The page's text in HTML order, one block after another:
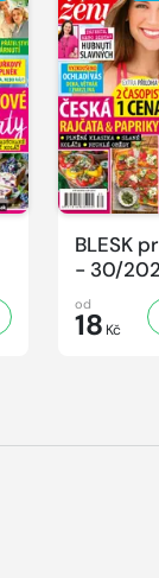
BLESK
- 30/
od
18 Kč